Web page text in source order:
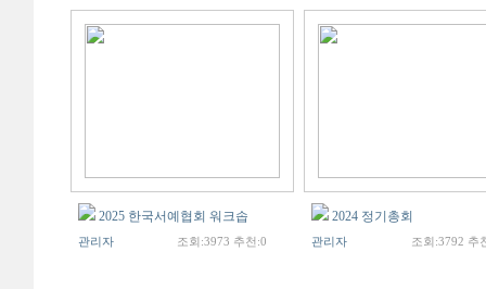
2025 한국서예협회 워크솝
관리자 조회:3973 추천:0
2024 정기총회
관리자 조회:3792 추